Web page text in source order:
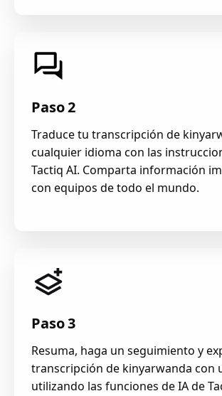
Paso 2
Traduce tu transcripción de
cualquier idioma con las
Tactiq AI. Comparta información
con equipos de todo el mundo.
Paso 3
Resuma, haga un seguimiento y
transcripción de kinyarwanda con
utilizando las funciones de IA de